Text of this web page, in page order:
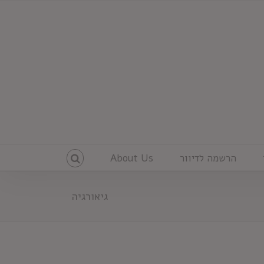
הרשמה לדיוור About Us
גיאורגיה